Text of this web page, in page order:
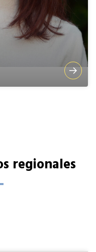
regionales